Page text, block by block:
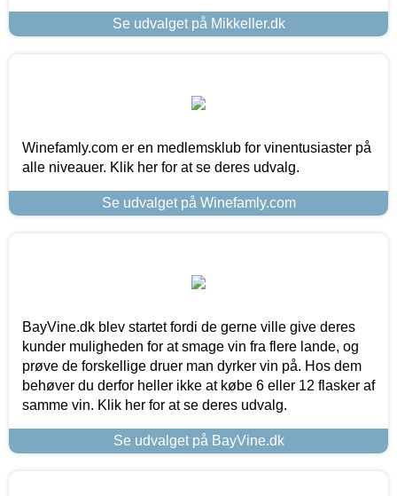
Se udvalget på Mikkeller.dk
Winefamly.com er en medlemsklub for vinentusiaster på
alle niveauer. Klik her for at se deres udvalg.
Se udvalget på Winefamly.com
BayVine.dk blev startet fordi de gerne ville give deres
kunder muligheden for at smage vin fra flere lande, og
prøve de forskellige druer man dyrker vin på. Hos dem
behøver du derfor heller ikke at købe 6 eller 12 flasker af
samme vin. Klik her for at se deres udvalg.
Se udvalget på BayVine.dk